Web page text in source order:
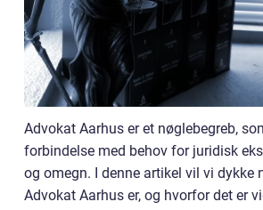
Advokat Aarhus er et nøglebegreb,
forbindelse med behov for juridisk
og omegn. I denne artikel vil vi dykke
Advokat Aarhus er, og hvorfor det er